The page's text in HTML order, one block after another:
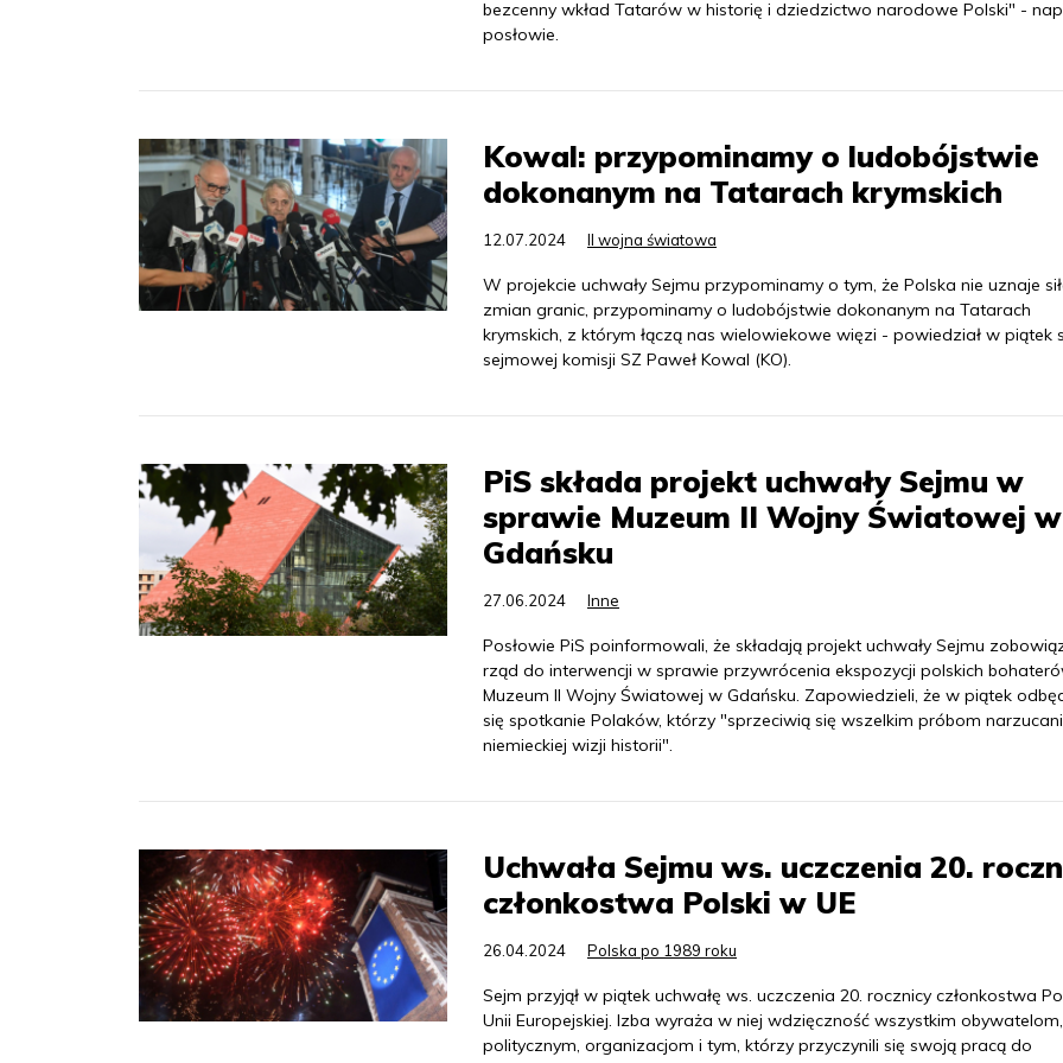
bezcenny wkład Tatarów w historię i dziedzictwo narodowe Polski" -
posłowie.
Kowal: przypominamy o ludobójstwie
dokonanym na Tatarach krymskich
12.07.2024 II wojna światowa
W projekcie uchwały Sejmu przypominamy o tym, że Polska nie uznaje
zmian granic, przypominamy o ludobójstwie dokonanym na Tatarach
krymskich, z którym łączą nas wielowiekowe więzi - powiedział w piątek
sejmowej komisji SZ Paweł Kowal (KO).
PiS składa projekt uchwały Sejmu w
sprawie Muzeum II Wojny Światowej w
Gdańsku
27.06.2024 Inne
Posłowie PiS poinformowali, że składają projekt uchwały Sejmu
rząd do interwencji w sprawie przywrócenia ekspozycji polskich
Muzeum II Wojny Światowej w Gdańsku. Zapowiedzieli, że w piątek
się spotkanie Polaków, którzy "sprzeciwią się wszelkim próbom
niemieckiej wizji historii".
Uchwała Sejmu ws. uczczenia 20.
członkostwa Polski w UE
26.04.2024 Polska po 1989 roku
Sejm przyjął w piątek uchwałę ws. uczczenia 20. rocznicy członkostwa
Unii Europejskiej. Izba wyraża w niej wdzięczność wszystkim obywatelom,
politycznym, organizacjom i tym, którzy przyczynili się swoją pracą do